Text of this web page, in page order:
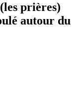
prières)
autour du